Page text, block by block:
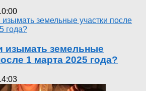
изымать земельные
1 марта 2025 года?